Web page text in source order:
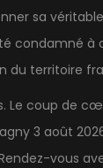
sa
condamné à
du territoire
Le coup de
3 août
vous